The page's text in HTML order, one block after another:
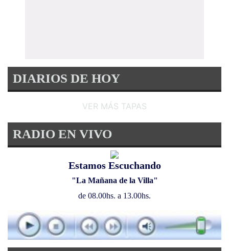
DIARIOS DE HOY
VER MÁS TAPAS
RADIO EN VIVO
Estamos Escuchando
"La Mañana de la Villa"
de 08.00hs. a 13.00hs.